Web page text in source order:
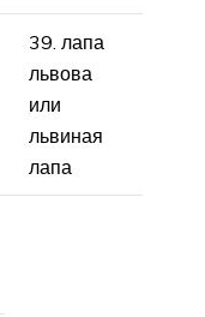
39. лапа
львова
или
львиная
лапа